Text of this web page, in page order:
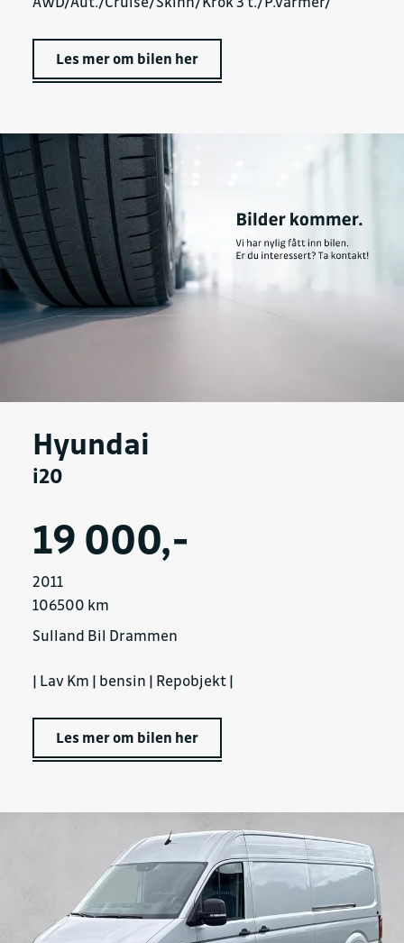
Les mer om bilen her
Hyundai
i20
19 000,-
2011
106500 km
Sulland Bil Drammen
| Lav Km | bensin | Repobjekt |
Les mer om bilen her